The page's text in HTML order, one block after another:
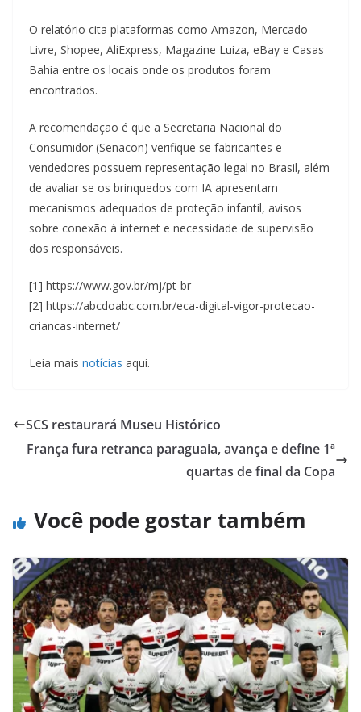
O relatório cita plataformas como Amazon, Mercado
Livre, Shopee, AliExpress, Magazine Luiza, eBay e Casas
Bahia entre os locais onde os produtos foram
encontrados.
A recomendação é que a Secretaria Nacional do
Consumidor (Senacon) verifique se fabricantes e
vendedores possuem representação legal no Brasil, além
de avaliar se os brinquedos com IA apresentam
mecanismos adequados de proteção infantil, avisos
sobre conexão à internet e necessidade de supervisão
dos responsáveis.
[1] https://www.gov.br/mj/pt-br
[2] https://abcdoabc.com.br/eca-digital-vigor-protecao-
criancas-internet/
Leia mais notícias aqui.
SCS restaurará Museu Histórico
França fura retranca paraguaia, avança e define 1ª
quartas de final da Copa
Você pode gostar também